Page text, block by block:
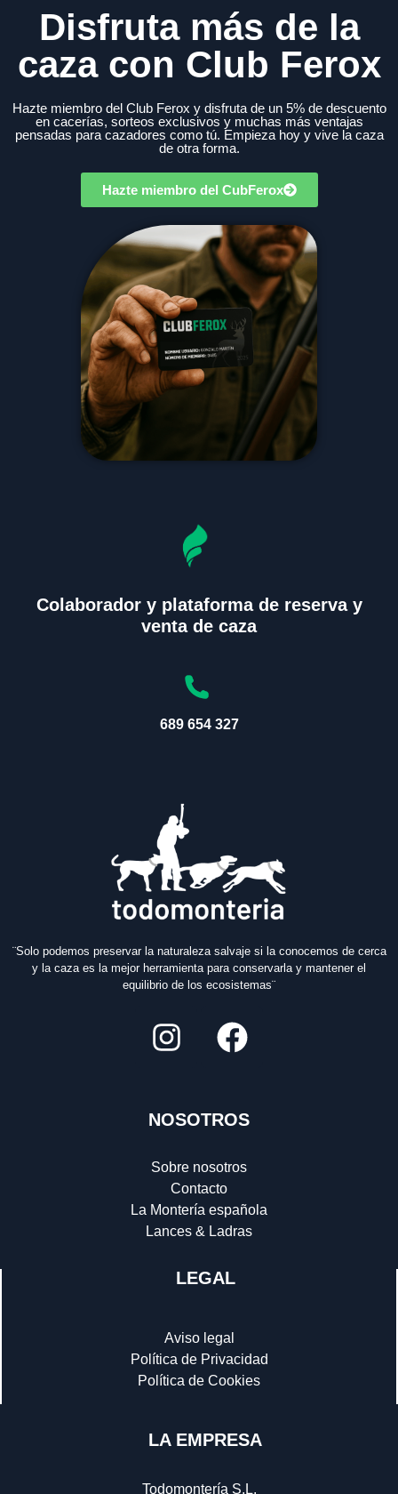
Disfruta más de la
caza con Club Ferox
Hazte miembro del Club Ferox y disfruta de un 5% de descuento
en cacerías, sorteos exclusivos y muchas más ventajas
pensadas para cazadores como tú. Empieza hoy y vive la caza
de otra forma.
Hazte miembro del CubFerox
Colaborador y plataforma de reserva y
venta de caza
689 654 327
¨Solo podemos preservar la naturaleza salvaje si la conocemos de cerca
y la caza es la mejor herramienta para conservarla y mantener el
equilibrio de los ecosistemas¨
NOSOTROS
Sobre nosotros
Contacto
La Montería española
Lances & Ladras
LEGAL
Aviso legal
Política de Privacidad
Política de Cookies
LA EMPRESA
Todomontería S.L.